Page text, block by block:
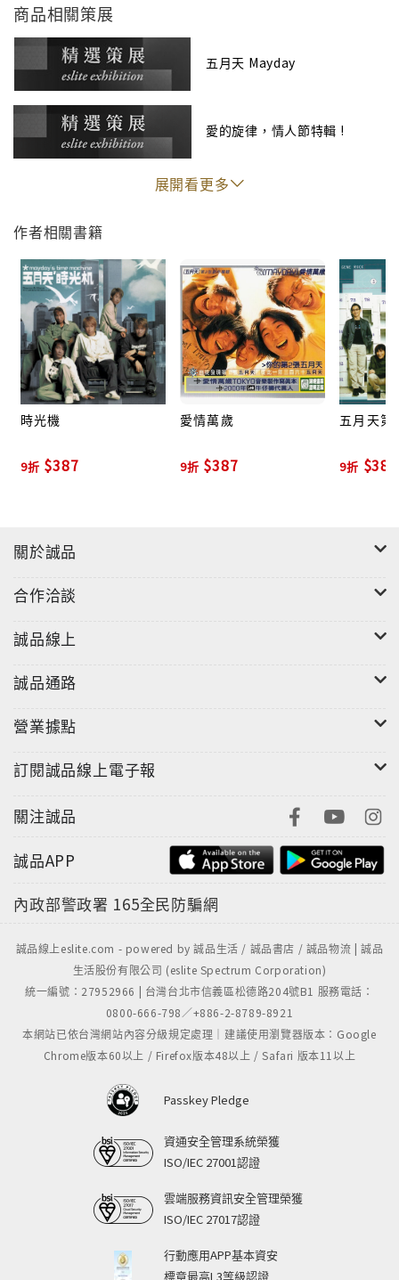
1. 香水 04:37
2. 摩托車日記 04:48
3. 最重要的小事 04:50
Side C : 11:48
1. 快樂很偉大 03:05
Side D : 10:48
1. 米老鼠 03:17
2. 一千個世紀 05:02
3. 胎音 02:28
商品相關策展
五月天 Mayday
愛的旋律，情人節特輯 !
展開看更多
作者相關書籍
時光機
9折 $387
愛情萬歲
9折 $387
五月天第
9折 $387
關於誠品
合作洽談
誠品線上
誠品通路
營業據點
訂閱誠品線上電子報
關注誠品
誠品APP
內政部警政署 165全民防騙網
誠品線上eslite.com - powered by 誠品生活 / 誠品書店 / 誠品物流 | 誠品
生活股份有限公司 (eslite Spectrum Corporation)
統一編號：27952966 | 台灣台北市信義區松德路204號B1 服務電話：
0800-666-798／+886-2-8789-8921
本網站已依台灣網站內容分級規定處理｜建議使用瀏覽器版本：Google
Chrome版本60以上 / Firefox版本48以上 / Safari 版本11以上
Passkey Pledge
資通安全管理系統榮獲
ISO/IEC 27001認證
雲端服務資訊安全管理榮獲
ISO/IEC 27017認證
行動應用APP基本資安
標章最高L3等級認證